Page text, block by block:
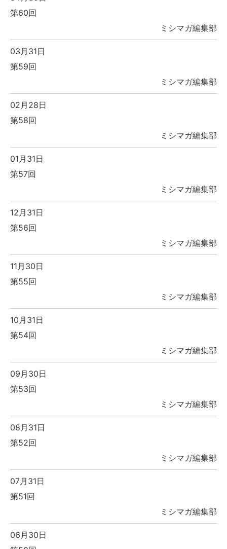
第60回
ミシマガ編集部
03月31日
第59回
ミシマガ編集部
02月28日
第58回
ミシマガ編集部
01月31日
第57回
ミシマガ編集部
12月31日
第56回
ミシマガ編集部
11月30日
第55回
ミシマガ編集部
10月31日
第54回
ミシマガ編集部
09月30日
第53回
ミシマガ編集部
08月31日
第52回
ミシマガ編集部
07月31日
第51回
ミシマガ編集部
06月30日